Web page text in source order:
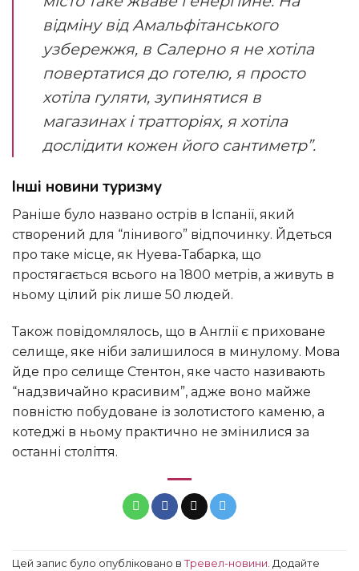
відміну від Амальфітанського
узбережжя, в Салерно я не хотіла
повертатися до готелю, я просто
хотіла гуляти, зупинятися в
магазинах і тратторіях, я хотіла
дослідити кожен його сантиметр”.
Інші новини туризму
Раніше було названо острів в Іспанії, який
створений для “лінивого” відпочинку. Йдеться
про таке місце, як Нуева-Табарка, що
простягається всього на 1800 метрів, а живуть в
ньому цілий рік лише 50 людей.
Також повідомлялось, що в Англії є приховане
селище, яке ніби залишилося в минулому. Мова
йде про селище Стентон, яке часто називають
“надзвичайно красивим”, адже воно майже
повністю побудоване із золотистого каменю, а
котеджі в ньому практично не змінилися за
останні століття.
Цей запис було опубліковано в Тревел-новини. Додайте